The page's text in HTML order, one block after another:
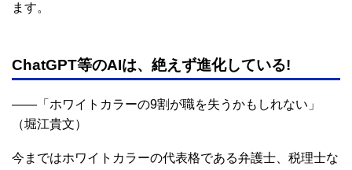
ます。
ChatGPT等のAIは、絶えず進化している!
――「ホワイトカラーの9割が職を失うかもしれない」
（堀江貴文）
今まではホワイトカラーの代表格である弁護士、税理士な